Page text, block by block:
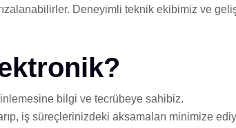
Deneyimli teknik ekibimiz ve
bilgi ve tecrübeye sahibiz.
iş süreçlerinizdeki aksamaları minimize